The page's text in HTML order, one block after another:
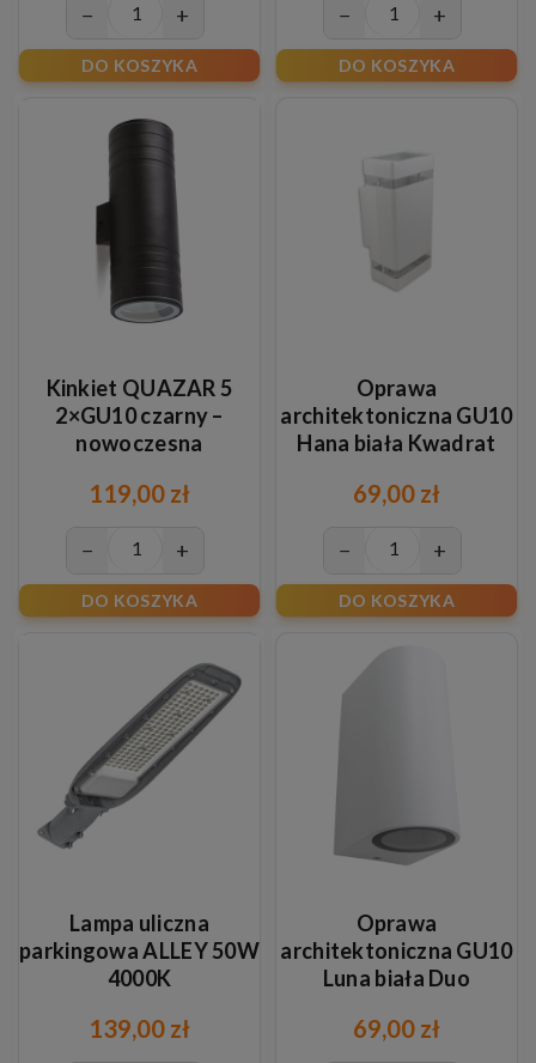
− +
DO KOSZYKA
− +
DO KOSZYKA
Kinkiet QUAZAR 5
2×GU10 czarny –
nowoczesna
ścienna góra-dół
119,00 zł
− +
DO KOSZYKA
Oprawa
architektoniczna GU10
Hana biała Kwadrat
69,00 zł
− +
DO KOSZYKA
Lampa uliczna
parkingowa ALLEY 50W
4000K
139,00 zł
Oprawa
architektoniczna GU10
Luna biała Duo
69,00 zł